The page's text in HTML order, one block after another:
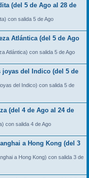
(del 5 de Ago al 28 de
con salida 5 de Ago
Atlántica (del 5 de Ago
Atlántica) con salida 5 de Ago
joyas del Indico (del 5 de
del Indico) con salida 5 de
(del 4 de Ago al 24 de
con salida 4 de Ago
a Hong Kong (del 3
a Hong Kong) con salida 3 de